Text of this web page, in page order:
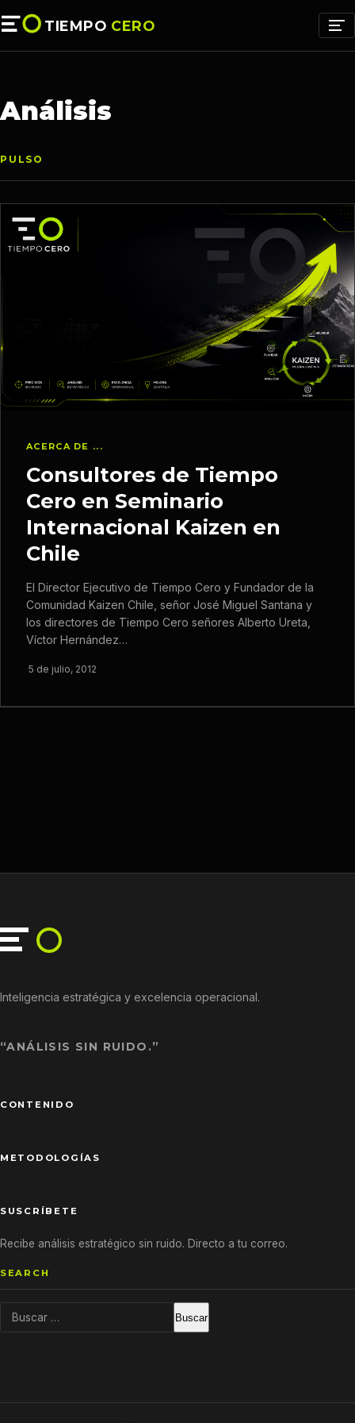
TIEMPO CERO
Análisis
PULSO
ACERCA DE ...
Consultores de Tiempo
Cero en Seminario
Internacional Kaizen en
Chile
El Director Ejecutivo de Tiempo Cero y Fundador de la
Comunidad Kaizen Chile, señor José Miguel Santana y
los directores de Tiempo Cero señores Alberto Ureta,
Víctor Hernández…
·5 de julio, 2012
Inteligencia estratégica y excelencia operacional.
“ANÁLISIS SIN RUIDO.”
CONTENIDO
METODOLOGÍAS
SUSCRÍBETE
Recibe análisis estratégico sin ruido. Directo a tu correo.
SEARCH
Buscar: